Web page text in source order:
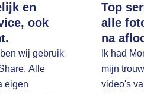
en
ook
wij gebruik
Alle
eigen
Top
alle
na
Ik had
mijn
video's